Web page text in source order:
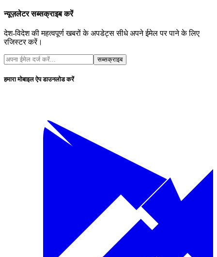
न्यूज़लेटर सब्सक्राइब करें
देश-विदेश की महत्वपूर्ण खबरों के अपडेट्स सीधे अपने ईमेल पर पाने के लिए
रजिस्टर करें।
सब्सक्राइब
हमारा मोबाइल ऐप डाउनलोड करें